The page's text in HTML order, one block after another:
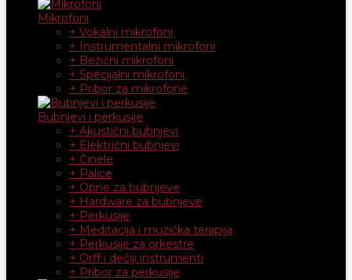
Mikrofoni
+ Vokalni mikrofoni
+ Instrumentalni mikrofoni
+ Bežični mikrofoni
+ Specijalni mikrofoni
+ Pribor za mikrofone
Bubnjevi i perkusije
+ Akustični bubnjevi
+ Električni bubnjevi
+ Činele
+ Palice
+ Opne za bubnjeve
+ Hardware za bubnjeve
+ Perkusije
+ Meditacija i muzička terapija
+ Perkusije za orkestre
+ Orff i dečiji instrumenti
+ Pribor za perkusije